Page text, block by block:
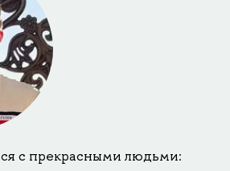
с прекрасными людьми: